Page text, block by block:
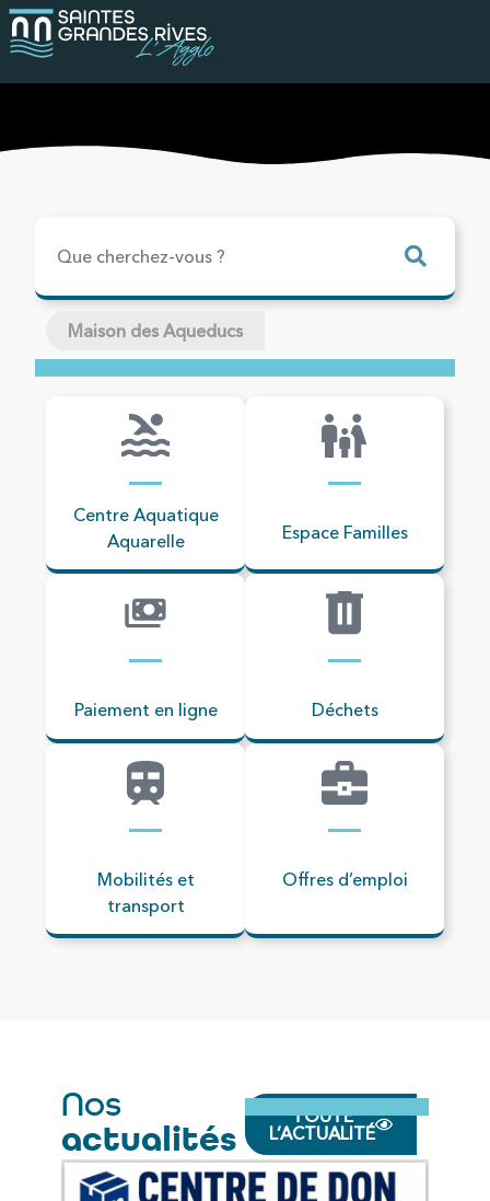
Maison des Aqueducs
Centre Aquatique
Aquarelle
Espace Familles
Paiement en ligne Déchets
Mobilités et
transport
Offres d’emploi
Nos
actualités ...
TOUTE
L’ACTUALITÉ